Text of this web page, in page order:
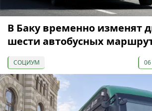
В Баку временно изменят
шести автобусных
СОЦИУМ